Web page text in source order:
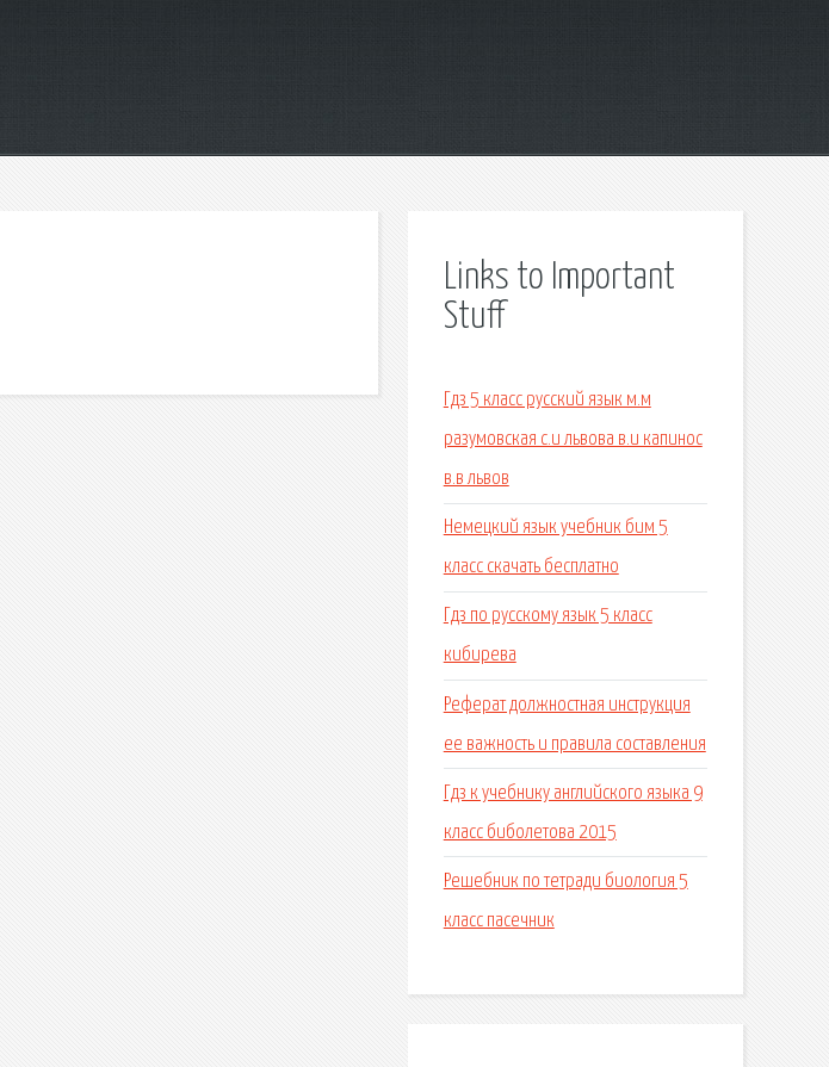
Links to Important
Stuff
Гдз 5 класс русский язык м.м
разумовская с.и львова в.и капинос
в.в львов
Немецкий язык учебник бим 5
класс скачать бесплатно
Гдз по русскому язык 5 класс
кибирева
Реферат должностная инструкция
ее важность и правила составления
Гдз к учебнику английского языка 9
класс биболетова 2015
Решебник по тетради биология 5
класс пасечник